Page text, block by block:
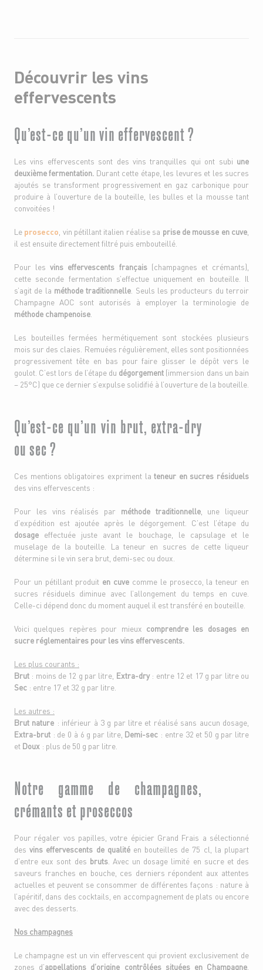
Découvrir les vins
effervescents
Qu’est-ce qu’un vin effervescent ?
Les vins effervescents sont des vins tranquilles qui ont subi une
deuxième fermentation. Durant cette étape, les levures et les sucres
ajoutés se transforment progressivement en gaz carbonique pour
produire à l’ouverture de la bouteille, les bulles et la mousse tant
convoitées !
Le prosecco , vin pétillant italien réalise sa prise de mousse en cuve
il est ensuite directement filtré puis embouteillé.
Pour lesvins effervescents français (champagnes et crémants),
cette seconde fermentation s’effectue uniquement en bouteille. Il
s’agit de la méthode traditionnelle . Seuls les producteurs du terroir
Champagne AOC sont autorisés à employer la terminologie de
méthode champenoise
Les bouteilles fermées hermétiquement sont stockées plusieurs
mois sur des claies. Remuées régulièrement, elles sont positionnées
progressivement tête en bas pour faire glisser le dépôt vers le
goulot. C’est lors de l’étape du dégorgement (immersion dans un bain
– 25°C) que ce dernier s’expulse solidifié à l’ouverture de la bouteille.
Qu’est-ce qu’un vin brut, extra-dry
ou sec ?
Ces mentions obligatoires expriment lateneur en sucres résiduels
des vins effervescents :
Pour les vins réalisés par méthode traditionnelle, une liqueur
d’expédition est ajoutée après le dégorgement. C’est l’étape du
dosage effectuée juste avant le bouchage, le capsulage et le
muselage de la bouteille. La teneur en sucres de cette liqueur
détermine si le vin sera brut, demi-sec ou doux.
Pour un pétillant produit en cuve comme le prosecco, la teneur en
sucres résiduels diminue avec l’allongement du temps en cuve.
Celle-ci dépend donc du moment auquel il est transféré en bouteille.
Voici quelques repères pour mieux comprendre les dosages en
sucre réglementaires pour les vins effervescents.
Les plus courants :
Brut : moins de 12 g par litre, Extra-dry: entre 12 et 17 g par litre ou
Sec : entre 17 et 32 g par litre.
Les autres :
Brut nature : inférieur à 3 g par litre et réalisé sans aucun dosage,
Extra-brut : de 0 à 6 g par litre, Demi-sec : entre 32 et 50 g par litre
et Doux : plus de 50 g par litre.
Notre gamme de champagnes,
crémants et proseccos
Pour régaler vos papilles, votre épicier Grand Frais a sélectionné
desvins effervescents de qualitéen bouteilles de 75 cl, la plupart
d’entre eux sont des bruts. Avec un dosage limité en sucre et des
saveurs franches en bouche, ces derniers répondent aux attentes
actuelles et peuvent se consommer de différentes façons : nature à
l’apéritif, dans des cocktails, en accompagnement de plats ou encore
avec des desserts.
Nos champagnes
Le champagne est un vin effervescent qui provient exclusivement de
zones d’appellations d’origine contrôlées situées en Champagne